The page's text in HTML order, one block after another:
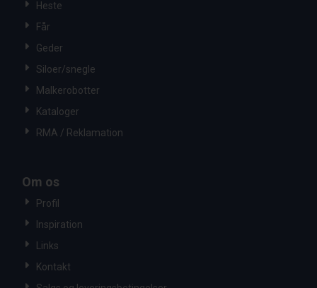
Heste
Får
Geder
Siloer/snegle
Malkerobotter
Kataloger
RMA / Reklamation
Om os
Profil
Inspiration
Links
Kontakt